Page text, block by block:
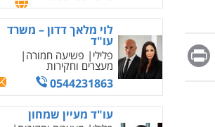
Message
Print
לוי מלאך דדון – משרד
עו"ד
פלילי פשיעה חמורה
מעצרים וחקירות
0544231863
עו"ד מעיין שמחון
מהירות הגנה גיבוי
תמיכה שירותים מקצועיים
לעורכי דין
מרכז התחלה חדשה
אסירים עבירות מין
שירותים מקצועיים לעורכי
דין